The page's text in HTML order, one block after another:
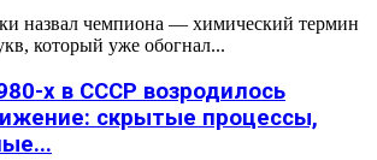
назвал чемпиона — химический термин
который уже обогнал...
х в СССР возродилось
скрытые процессы,